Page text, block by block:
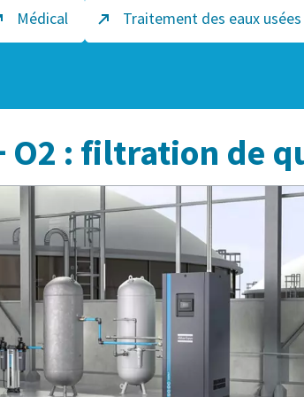
Médical Traitement des eaux usées
O2 : filtration de